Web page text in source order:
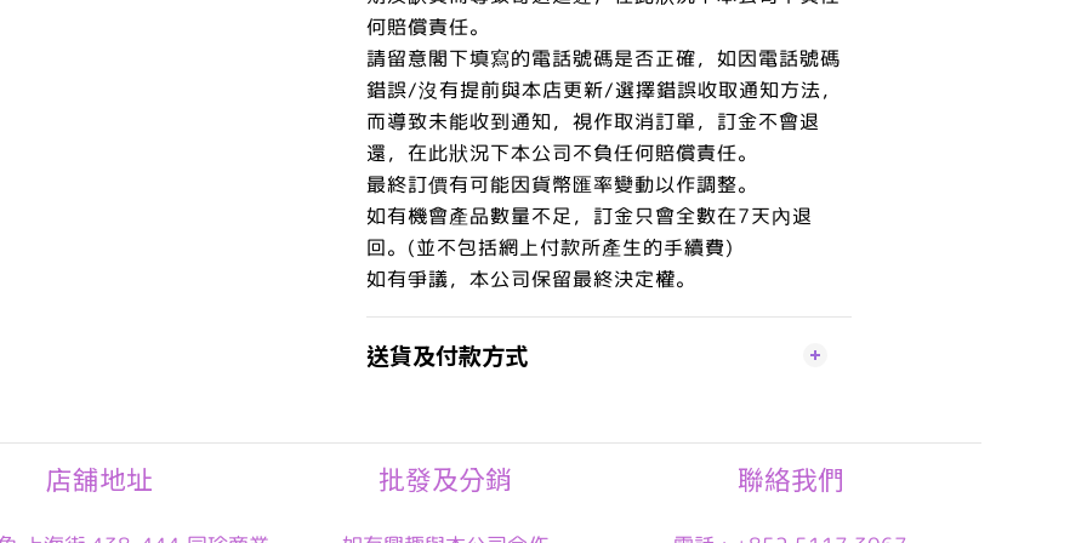
何賠償責任。
請留意閣下填寫的電話號碼是否正確，如因電話號碼
錯誤/沒有提前與本店更新/選擇錯誤收取通知方法，
而導致未能收到通知，視作取消訂單，訂金不會退
還，在此狀況下本公司不負任何賠償責任。
最終訂價有可能因貨幣匯率變動以作調整。
如有機會產品數量不足，訂金只會全數在7天內退
回。(並不包括網上付款所產生的手續費)
如有爭議，本公司保留最終決定權。
送貨及付款方式
店舖地址 批發及分銷 聯絡我們